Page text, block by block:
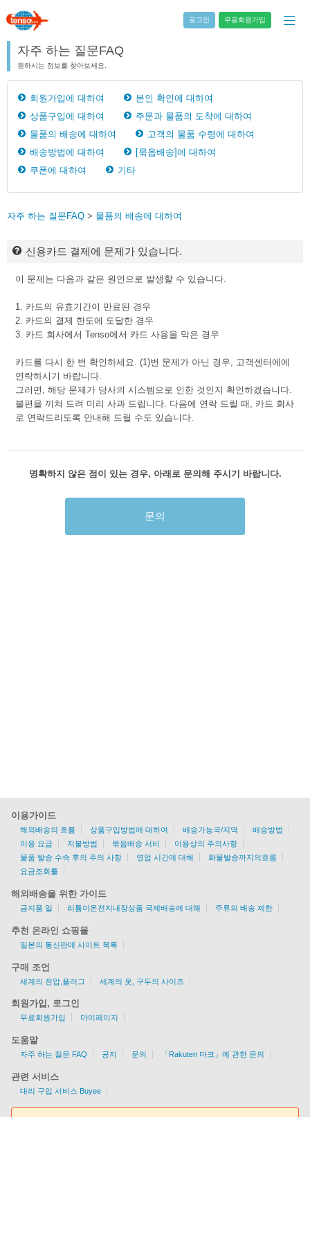
로그인 무료회원가입
자주 하는 질문FAQ
원하시는 정보를 찾아보세요.
회원가입에 대하여
본인 확인에 대하여
상품구입에 대하여
주문과 물품의 도착에 대하여
물품의 배송에 대하여
고객의 물품 수령에 대하여
배송방법에 대하여
[묶음배송]에 대하여
쿠폰에 대하여
기타
자주 하는 질문FAQ > 물품의 배송에 대하여
신용카드 결제에 문제가 있습니다.
이 문제는 다음과 같은 원인으로 발생할 수 있습니다.
1. 카드의 유효기간이 만료된 경우
2. 카드의 결제 한도에 도달한 경우
3. 카드 회사에서 Tenso에서 카드 사용을 막은 경우
카드를 다시 한 번 확인하세요. (1)번 문제가 아닌 경우, 고객센터에에
연락하시기 바랍니다.
그러면, 해당 문제가 당사의 시스템으로 인한 것인지 확인하겠습니다.
불편을 끼쳐 드려 미리 사과 드립니다. 다음에 연락 드릴 때, 카드 회사
로 연락드리도록 안내해 드릴 수도 있습니다.
명확하지 않은 점이 있는 경우, 아래로 문의해 주시기 바랍니다.
문의
이용가이드
해외배송의 흐름 상품구입방법에 대하여 배송가능국/지역
배송방법
이용 요금
지불방법 묶음배송 서비
이용상의 주의사항
물품 발송 수속 후의 주의 사항
영업 시간에 대해
화물발송까지의흐름
요금조회툴
해외배송을 위한 가이드
금지품 일 리튬이온전지내장상품 국제배송에 대해 주류의 배송 제한
추천 온라인 쇼핑몰
일본의 통신판매 사이트 목록
구매 조언
세계의 전압,플러그 세계의 옷, 구두의 사이즈
회원가입, 로그인
무료회원가입 마이페이지
도움말
자주 하는 질문 FAQ 공지 문의 「Rakuten 마크」에 관한 문의
관련 서비스
대리 구입 서비스 Buyee